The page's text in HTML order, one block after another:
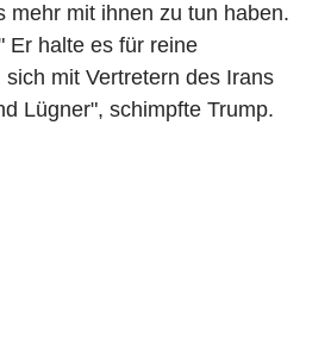
mehr mit ihnen zu tun haben.
Er halte es für reine
mit Vertretern des Irans
Lügner", schimpfte Trump.